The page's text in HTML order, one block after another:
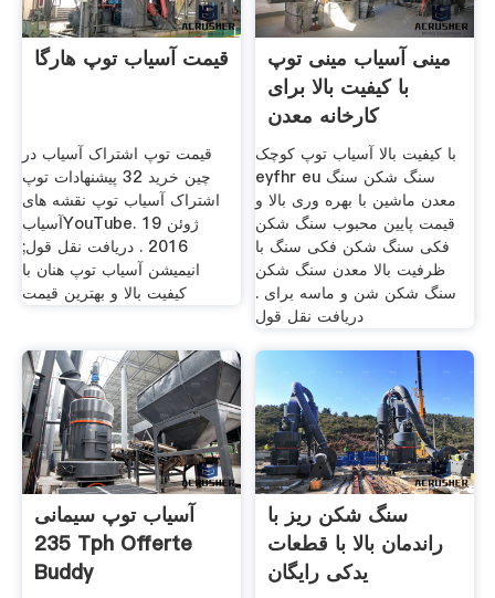
قیمت آسیاب توپ هارگا
قیمت توپ اشتراک آسیاب در
چين خرید 32 پیشنهادات توپ
اشتراک آسیاب توپ نقشه های
آسیابYouTube. 19 ژوئن
2016 . دریافت نقل قول;
انیمیشن آسیاب توپ هنان با
کیفیت بالا و بهترین قیمت
مینی آسیاب مینی توپ
با کیفیت بالا برای
کارخانه معدن
با کیفیت بالا آسیاب توپ کوچک
eyfhr eu سنگ شکن سنگ
معدن ماشین با بهره وری بالا و
قیمت پایین محبوب سنگ شکن
فکی سنگ شکن فکی سنگ با
ظرفیت بالا معدن سنگ شکن
سنگ شکن شن و ماسه برای .
دریافت نقل قول
آسیاب توپ سیمانی
235 Tph Offerte
Buddy
سنگ شکن ریز با
راندمان بالا با قطعات
یدکی رایگان